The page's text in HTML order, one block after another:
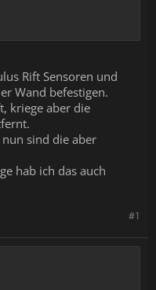
Rift Sensoren und
Wand befestigen.
kriege aber die
sind die aber
hab ich das auch
#1